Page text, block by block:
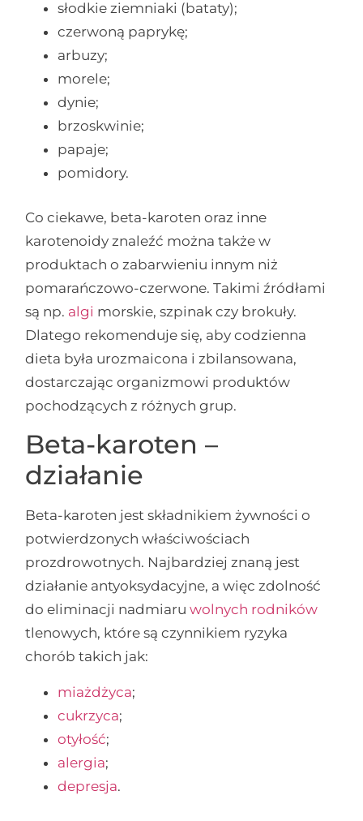
słodkie ziemniaki (bataty);
czerwoną paprykę;
arbuzy;
morele;
dynie;
brzoskwinie;
papaje;
pomidory.
Co ciekawe, beta-karoten oraz inne
karotenoidy znaleźć można także w
produktach o zabarwieniu innym niż
pomarańczowo-czerwone. Takimi źródłami
są np. algi morskie, szpinak czy brokuły.
Dlatego rekomenduje się, aby codzienna
dieta była urozmaicona i zbilansowana,
dostarczając organizmowi produktów
pochodzących z różnych grup.
Beta-karoten –
działanie
Beta-karoten jest składnikiem żywności o
potwierdzonych właściwościach
prozdrowotnych. Najbardziej znaną jest
działanie antyoksydacyjne, a więc zdolność
do eliminacji nadmiaruwolnych rodników
tlenowych, które są czynnikiem ryzyka
chorób takich jak:
miażdżyca;
cukrzyca;
otyłość;
alergia;
depresja.